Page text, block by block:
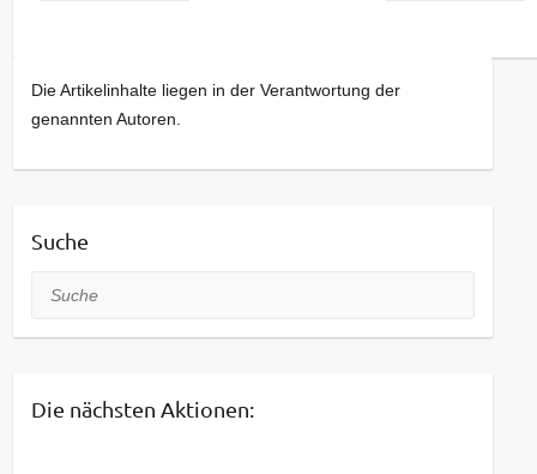
Die Artikelinhalte liegen in der Verantwortung der
genannten Autoren.
Suche
Suche
Die nächsten Aktionen: